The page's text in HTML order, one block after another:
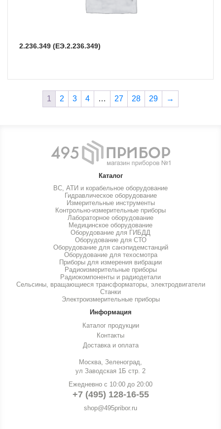
2.236.349 (ЕЭ.2.236.349)
1 2 3 4 … 27 28 29 →
Каталог
ВС, АТИ и корабельное оборудование
Гидравлическое оборудование
Измерительные инструменты
Контрольно-измерительные приборы
Лабораторное оборудование
Медицинское оборудование
Оборудование для ГИБДД
Оборудование для СТО
Оборудование для санэпидемстанций
Оборудование для техосмотра
Приборы для измерения вибрации
Радиоизмерительные приборы
Радиокомпоненты и радиодетали
Сельсины, вращающиеся трансформаторы, электродвигатели
Станки
Электроизмерительные приборы
Информация
Каталог продукции
Контакты
Доставка и оплата
Москва, Зеленоград,
ул Заводская 1Б стр. 2
Ежедневно с 10:00 до 20:00
+7 (495) 128-16-55
shop@495pribor.ru